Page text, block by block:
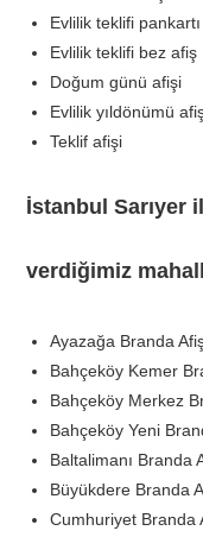
Evlilik teklifi pankartı
Evlilik teklifi bez afiş
Doğum günü afişi
Evlilik yıldönümü
Teklif afişi
İstanbul Sarıyer
verdiğimiz
Ayazağa Branda
Bahçeköy Kemer
Bahçeköy Merkez
Bahçeköy Yeni
Baltalimanı Branda
Büyükdere Branda
Cumhuriyet Branda